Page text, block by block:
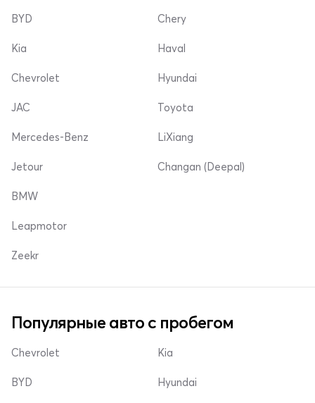
BYD
Kia
Chevrolet
Chery
Haval
Hyundai
JAC
Mercedes-Benz
Jetour
Toyota
LiXiang
Changan (Deepal)
BMW
Leapmotor
Zeekr
Популярные авто с пробегом
Chevrolet
BYD
Kia
Hyundai